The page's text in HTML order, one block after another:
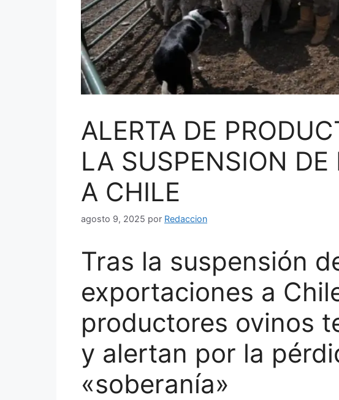
ALERTA DE
LA SUSPENSION DE
A CHILE
agosto 9, 2025 por Redaccion
Tras la suspensión
exportaciones a
productores ovinos
y alertan por la
«soberanía»